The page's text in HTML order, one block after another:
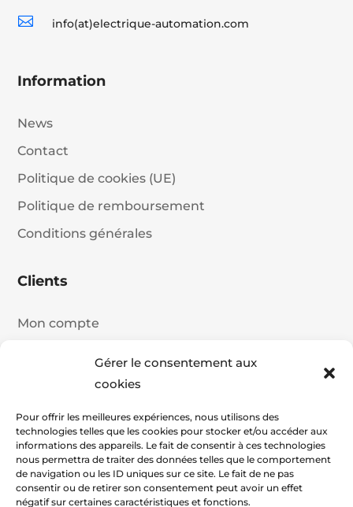
Gérer le consentement aux
cookies
Pour offrir les meilleures expériences, nous utilisons des
technologies telles que les cookies pour stocker et/ou accéder aux
informations des appareils. Le fait de consentir à ces technologies
nous permettra de traiter des données telles que le comportement
de navigation ou les ID uniques sur ce site. Le fait de ne pas
consentir ou de retirer son consentement peut avoir un effet
négatif sur certaines caractéristiques et fonctions.
 info(at)electrique-automation.com
Information
News
Contact
Politique de cookies (UE)
Politique de remboursement
Conditions générales
Clients
Mon compte
Historique de commande
Commander